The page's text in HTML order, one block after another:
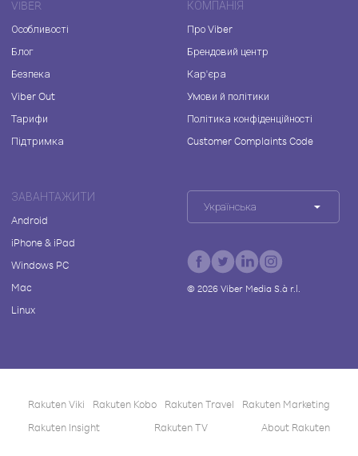
VIBER
Особливості
Блог
Безпека
Viber Out
Тарифи
Підтримка
КОМПАНІЯ
Про Viber
Брендовий центр
Кар'єра
Умови й політики
Політика конфіденційності
Customer Complaints Code
ЗАВАНТАЖИТИ
Android
iPhone & iPad
Windows PC
Mac
Linux
Українська
© 2026Viber Media S.à r.l.
Rakuten Viki Rakuten Kobo Rakuten Travel
Rakuten Marketing
Rakuten Insight
Rakuten TV About Rakuten